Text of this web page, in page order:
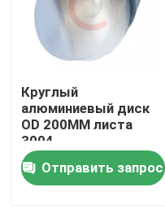
Контроль качества
Свяжитесь с нами
Сделать запрос
Круглый
алюминиевый диск
OD 200MM листа
3004
Отправить запрос